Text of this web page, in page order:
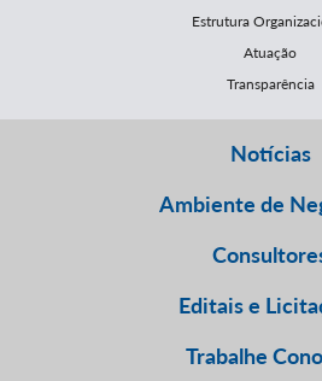
Estrutura
Atuação
Transparência
Notícias
Ambiente de
Editais e
Trabalhe